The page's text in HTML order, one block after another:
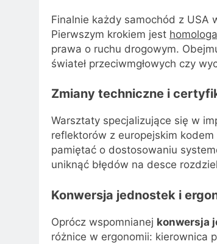
Finalnie każdy samochód z
Pierwszym krokiem jest
prawa o ruchu drogowym.
świateł przeciwmgłowych czy
Zmiany techniczne i
Warsztaty specjalizujące się w
reflektorów z europejskim
pamiętać o dostosowaniu
uniknąć błędów na desce
Konwersja jednostek i
Oprócz wspomnianej konwersja
różnice w ergonomii: kierownica